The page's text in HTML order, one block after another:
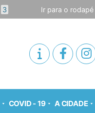
3 Ir para o rodapé
COVID - 19 A CIDADE